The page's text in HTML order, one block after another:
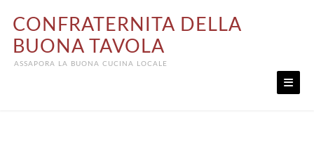
content
CONFRATERNITA DELLA
BUONA TAVOLA
ASSAPORA LA BUONA CUCINA LOCALE